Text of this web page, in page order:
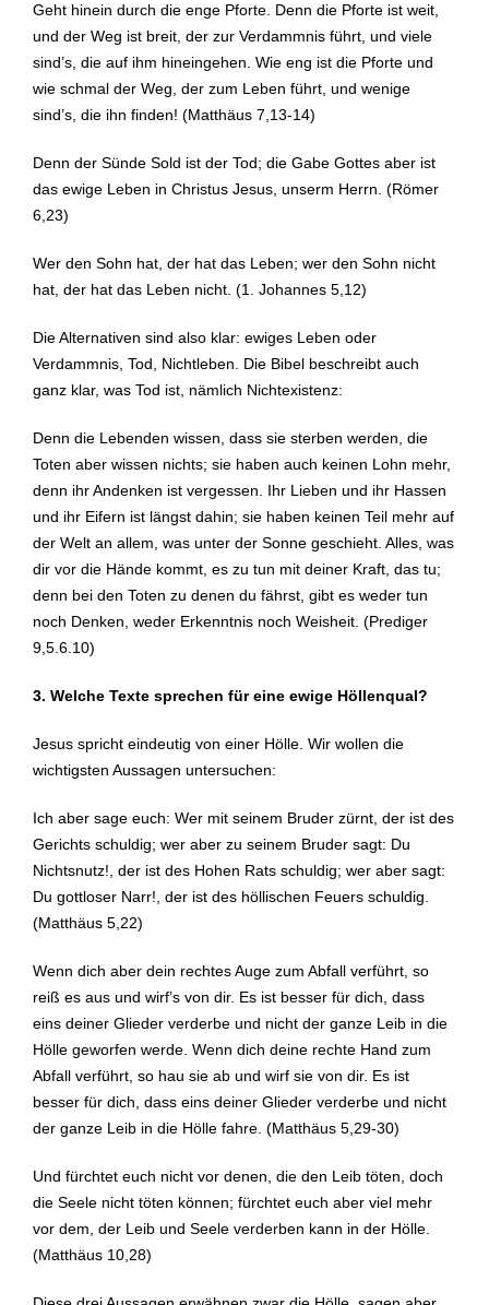
Geht hinein durch die enge Pforte. Denn die Pforte ist weit,
und der Weg ist breit, der zur Verdammnis führt, und viele
sind’s, die auf ihm hineingehen. Wie eng ist die Pforte und
wie schmal der Weg, der zum Leben führt, und wenige
sind’s, die ihn finden! (Matthäus 7,13-14)
Denn der Sünde Sold ist der Tod; die Gabe Gottes aber ist
das ewige Leben in Christus Jesus, unserm Herrn. (Römer
6,23)
Wer den Sohn hat, der hat das Leben; wer den Sohn nicht
hat, der hat das Leben nicht. (1. Johannes 5,12)
Die Alternativen sind also klar: ewiges Leben oder
Verdammnis, Tod, Nichtleben. Die Bibel beschreibt auch
ganz klar, was Tod ist, nämlich Nichtexistenz:
Denn die Lebenden wissen, dass sie sterben werden, die
Toten aber wissen nichts; sie haben auch keinen Lohn mehr,
denn ihr Andenken ist vergessen. Ihr Lieben und ihr Hassen
und ihr Eifern ist längst dahin; sie haben keinen Teil mehr auf
der Welt an allem, was unter der Sonne geschieht. Alles, was
dir vor die Hände kommt, es zu tun mit deiner Kraft, das tu;
denn bei den Toten zu denen du fährst, gibt es weder tun
noch Denken, weder Erkenntnis noch Weisheit. (Prediger
9,5.6.10)
3. Welche Texte sprechen für eine ewige Höllenqual?
Jesus spricht eindeutig von einer Hölle. Wir wollen die
wichtigsten Aussagen untersuchen:
Ich aber sage euch: Wer mit seinem Bruder zürnt, der ist des
Gerichts schuldig; wer aber zu seinem Bruder sagt: Du
Nichtsnutz!, der ist des Hohen Rats schuldig; wer aber sagt:
Du gottloser Narr!, der ist des höllischen Feuers schuldig.
(Matthäus 5,22)
Wenn dich aber dein rechtes Auge zum Abfall verführt, so
reiß es aus und wirf’s von dir. Es ist besser für dich, dass
eins deiner Glieder verderbe und nicht der ganze Leib in die
Hölle geworfen werde. Wenn dich deine rechte Hand zum
Abfall verführt, so hau sie ab und wirf sie von dir. Es ist
besser für dich, dass eins deiner Glieder verderbe und nicht
der ganze Leib in die Hölle fahre. (Matthäus 5,29-30)
Und fürchtet euch nicht vor denen, die den Leib töten, doch
die Seele nicht töten können; fürchtet euch aber viel mehr
vor dem, der Leib und Seele verderben kann in der Hölle.
(Matthäus 10,28)